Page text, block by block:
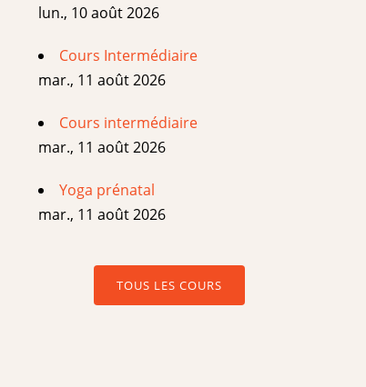
lun., 10 août 2026
Cours Intermédiaire
mar., 11 août 2026
Cours intermédiaire
mar., 11 août 2026
Yoga prénatal
mar., 11 août 2026
TOUS LES COURS